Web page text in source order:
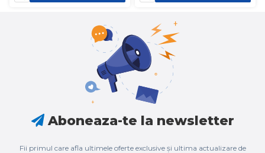
Aboneaza-te la newsletter
Fii primul care afla ultimele oferte exclusive și ultima actualizare de